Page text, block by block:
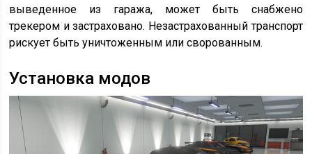
выведенное из гаража, может быть снабжено
трекером и застраховано. Незастрахованный транспорт
рискует быть уничтоженным или сворованным.
Установка модов